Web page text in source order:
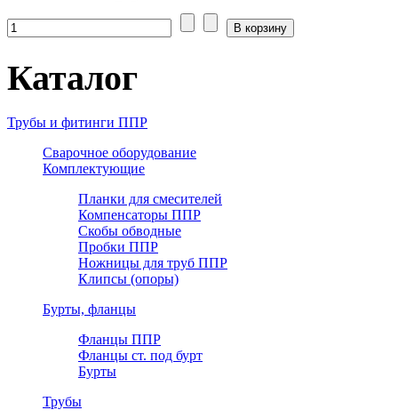
Каталог
Трубы и фитинги ППР
Сварочное оборудование
Комплектующие
Планки для смесителей
Компенсаторы ППР
Скобы обводные
Пробки ППР
Ножницы для труб ППР
Клипсы (опоры)
Бурты, фланцы
Фланцы ППР
Фланцы ст. под бурт
Бурты
Трубы